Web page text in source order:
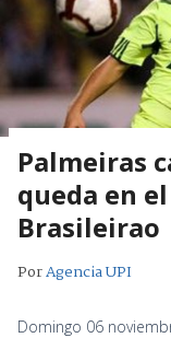
Palmeiras
queda en
Brasileirao
PorAgencia UPI
Domingo 06